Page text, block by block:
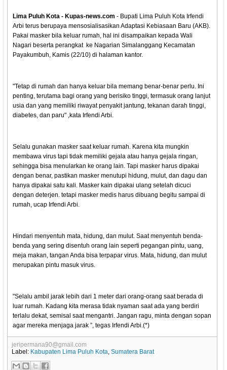
Lima Puluh Kota - Kupas-news.com- Bupati Lima Puluh Kota Irfendi
Arbi terus berupaya mensosialisasikan Adaptasi Kebiasaan Baru (AKB).
Pakai masker bila keluar rumah, hal ini disampaikan kepada Wali
Nagari beserta perangkat ke Nagarian Simalanggang Kecamatan
Payakumbuh, Kamis (22/10) di halaman kantor.
"Tetap di rumah dan hanya keluar bila memang benar-benar perlu. Ini
penting, terutama bagi orang yang berisiko tinggi, termasuk orang lanjut
usia dan yang memiliki riwayat penyakit jantung, tekanan darah tinggi,
diabetes, dan paru" ,kata Irfendi Arbi.
Selalu gunakan masker saat keluar rumah. Karena kita mungkin
membawa virus tapi tidak memiliki gejala atau hanya gejala ringan,
sehingga bisa menularkan ke orang lain. Tapi masker harus dipakai
dengan benar, pastikan masker menutupi hidung, mulut, dan dagu dan
hanya dipakai satu kali. Masker kain dipakai ulang setelah dicuci
dengan deterjen. tetapi masker medis harus dibuang begitu sampai di
rumah, ucap Irfendi Arbi.
Hindari menyentuh mata, hidung, dan mulut. Saat menyentuh benda-
benda yang sering disentuh orang lain seperti pegangan pintu, uang,
meja makan, tangan Anda bisa terpapar virus. Mata, hidung, dan mulut
merupakan pintu masuk virus.
"Selalu ambil jarak lebih dari 1 meter dari orang-orang saat berada di
luar rumah. Kadang kita merasa tidak nyaman saat ada yang berdiri
terlalu dekat, semisal saat mengantri. Jangan ragu, minta dengan sopan
agar mereka menjaga jarak ”, tegas Irfendi Arbi.(*)
jeripermana90@gmail.com
Label: Kabupaten Lima Puluh Kota,Sumatera Barat